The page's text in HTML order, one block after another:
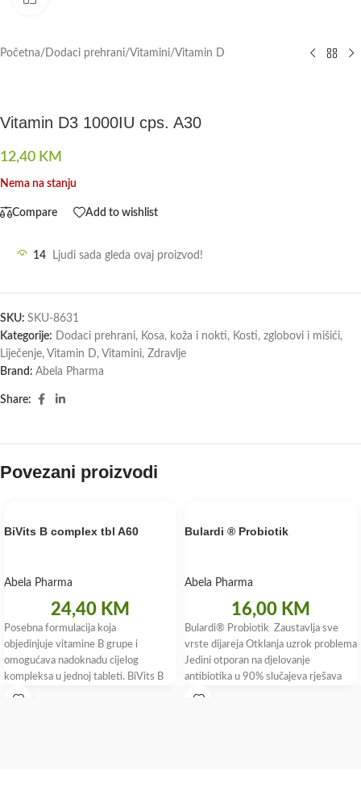
Početna/ Dodaci prehrani/Vitamini/Vitamin D
Vitamin D3 1000IU cps. A30
12,40 KM
Nema na stanju
Compare Add to wishlist
14 Ljudi sada gleda ovaj proizvod!
SKU: SKU-8631
Kategorije: Dodaci prehrani, Kosa, koža i nokti, Kosti, zglobovi i mišići,
Liječenje, Vitamin D, Vitamini, Zdravlje
Brand: Abela Pharma
Share:
Povezani proizvodi
BiVits B complex tbl A60
Abela Pharma
24,40 KM
Posebna formulacija koja
objedinjuje vitamine B grupe i
omogućava nadoknadu cijelog
kompleksa u jednoj tableti. BiVits B
complex sadrži aktivni oblik folne
Bulardi ® Probiotik
Abela Pharma
16,00 KM
Bulardi® Probiotik Zaustavlja sve
vrste dijareja Otklanja uzrok problema
Jedini otporan na djelovanje
antibiotika u 90% slučajeva rješava
putnu dijareju Bulardi®